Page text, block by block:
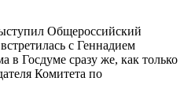
Общероссийский
с Геннадием
в Госдуме сразу же, как только
Комитета по